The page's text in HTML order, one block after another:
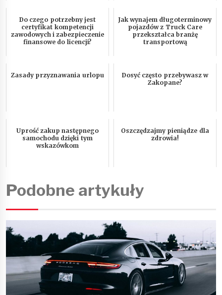
Do czego potrzebny jest
certyfikat kompetencji
zawodowych i zabezpieczenie
finansowe do licencji?
Jak wynajem długoterminowy
pojazdów z Truck Care
przekształca branżę
transportową
Zasady przyznawania urlopu
Dosyć często przebywasz w
Zakopane?
Uprość zakup następnego
samochodu dzięki tym
wskazówkom
Oszczędzajmy pieniądze dla
zdrowia!
Podobne artykuły